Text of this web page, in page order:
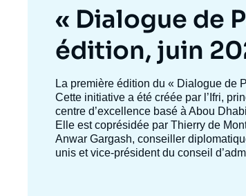
Titre
mis
en
avant
« Dialogue de
édition, juin
Texte
accroche
La première édition du « Dialogue de
Cette initiative a été créée par l’Ifri,
centre d’excellence basé à Abou
Elle est coprésidée par Thierry de
Anwar Gargash, conseiller
unis et vice-président du conseil